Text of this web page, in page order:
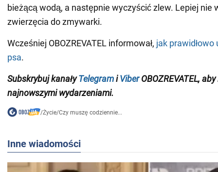
bieżącą wodą, a następnie wyczyścić zlew. Lepiej nie
zwierzęcia do zmywarki.
Wcześniej OBOZREVATEL informował, jak
psa.
Subskrybuj kanałyTelegramiViberOBOZREVATEL,
najnowszymi wydarzeniami.
/Życie/Czy muszę codziennie...
Inne wiadomości